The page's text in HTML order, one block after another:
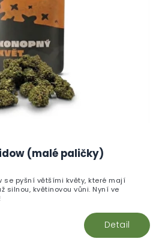
(malé paličky)
Detail
se pyšní většími květy, které mají
silnou, květinovou vůni. Nyní ve